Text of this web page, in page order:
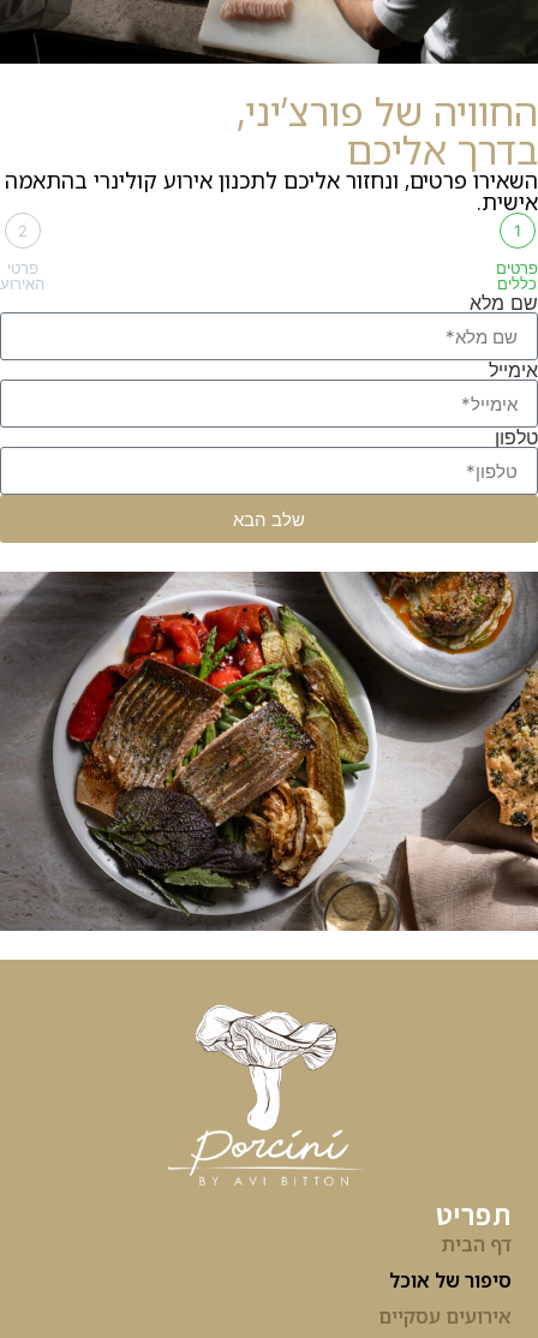
החוויה של פורצ’יני,
בדרך אליכם
השאירו פרטים, ונחזור אליכם לתכנון אירוע קולינרי בהתאמה
אישית.
1
פרטים
כללים
2
פרטי
האירוע
שם מלא
אימייל
טלפון
שלב הבא
תפריט
דף הבית
סיפור של אוכל
אירועים עסקיים